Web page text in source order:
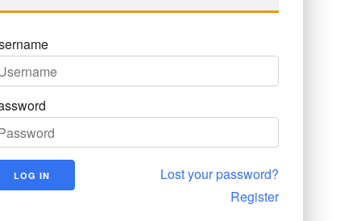
Lost your password?
Register